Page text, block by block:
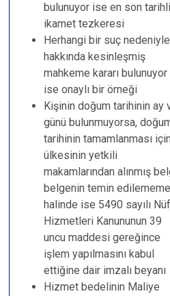
bulunuyor ise en son tarihli
ikamet tezkeresi
Herhangi bir suç nedeniyle
hakkında kesinleşmiş
mahkeme kararı bulunuyor
ise onaylı bir örneği
Kişinin doğum tarihinin ay
günü bulunmuyorsa,
tarihinin tamamlanması
ülkesinin yetkili
makamlarından alınmış
belgenin temin
halinde ise 5490 sayılı
Hizmetleri Kanununun 39
uncu maddesi gereğince
işlem yapılmasını kabul
ettiğine dair imzalı beyanı
Hizmet bedelinin Maliye